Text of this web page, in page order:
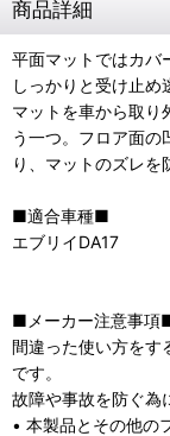
商品詳細
平面マットではカバ
しっかりと受け止
マットを車から取り
う一つ。フロア面の
り、マットのズレを
■適合車種■
エブリイDA17
■メーカー注意事項
間違った使い方をす
です。
故障や事故を防ぐ為
• 本製品とその他の